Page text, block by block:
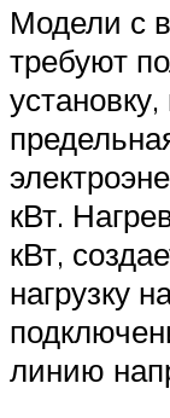
Модели с
требуют
кВт.
кВт,
нагрузку
линию